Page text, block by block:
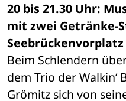
20 bis 21.30 Uhr:
mit zwei Getränke-
Seebrückenvorplatz
Beim Schlendern
dem Trio der Walkin‘
Grömitz sich von